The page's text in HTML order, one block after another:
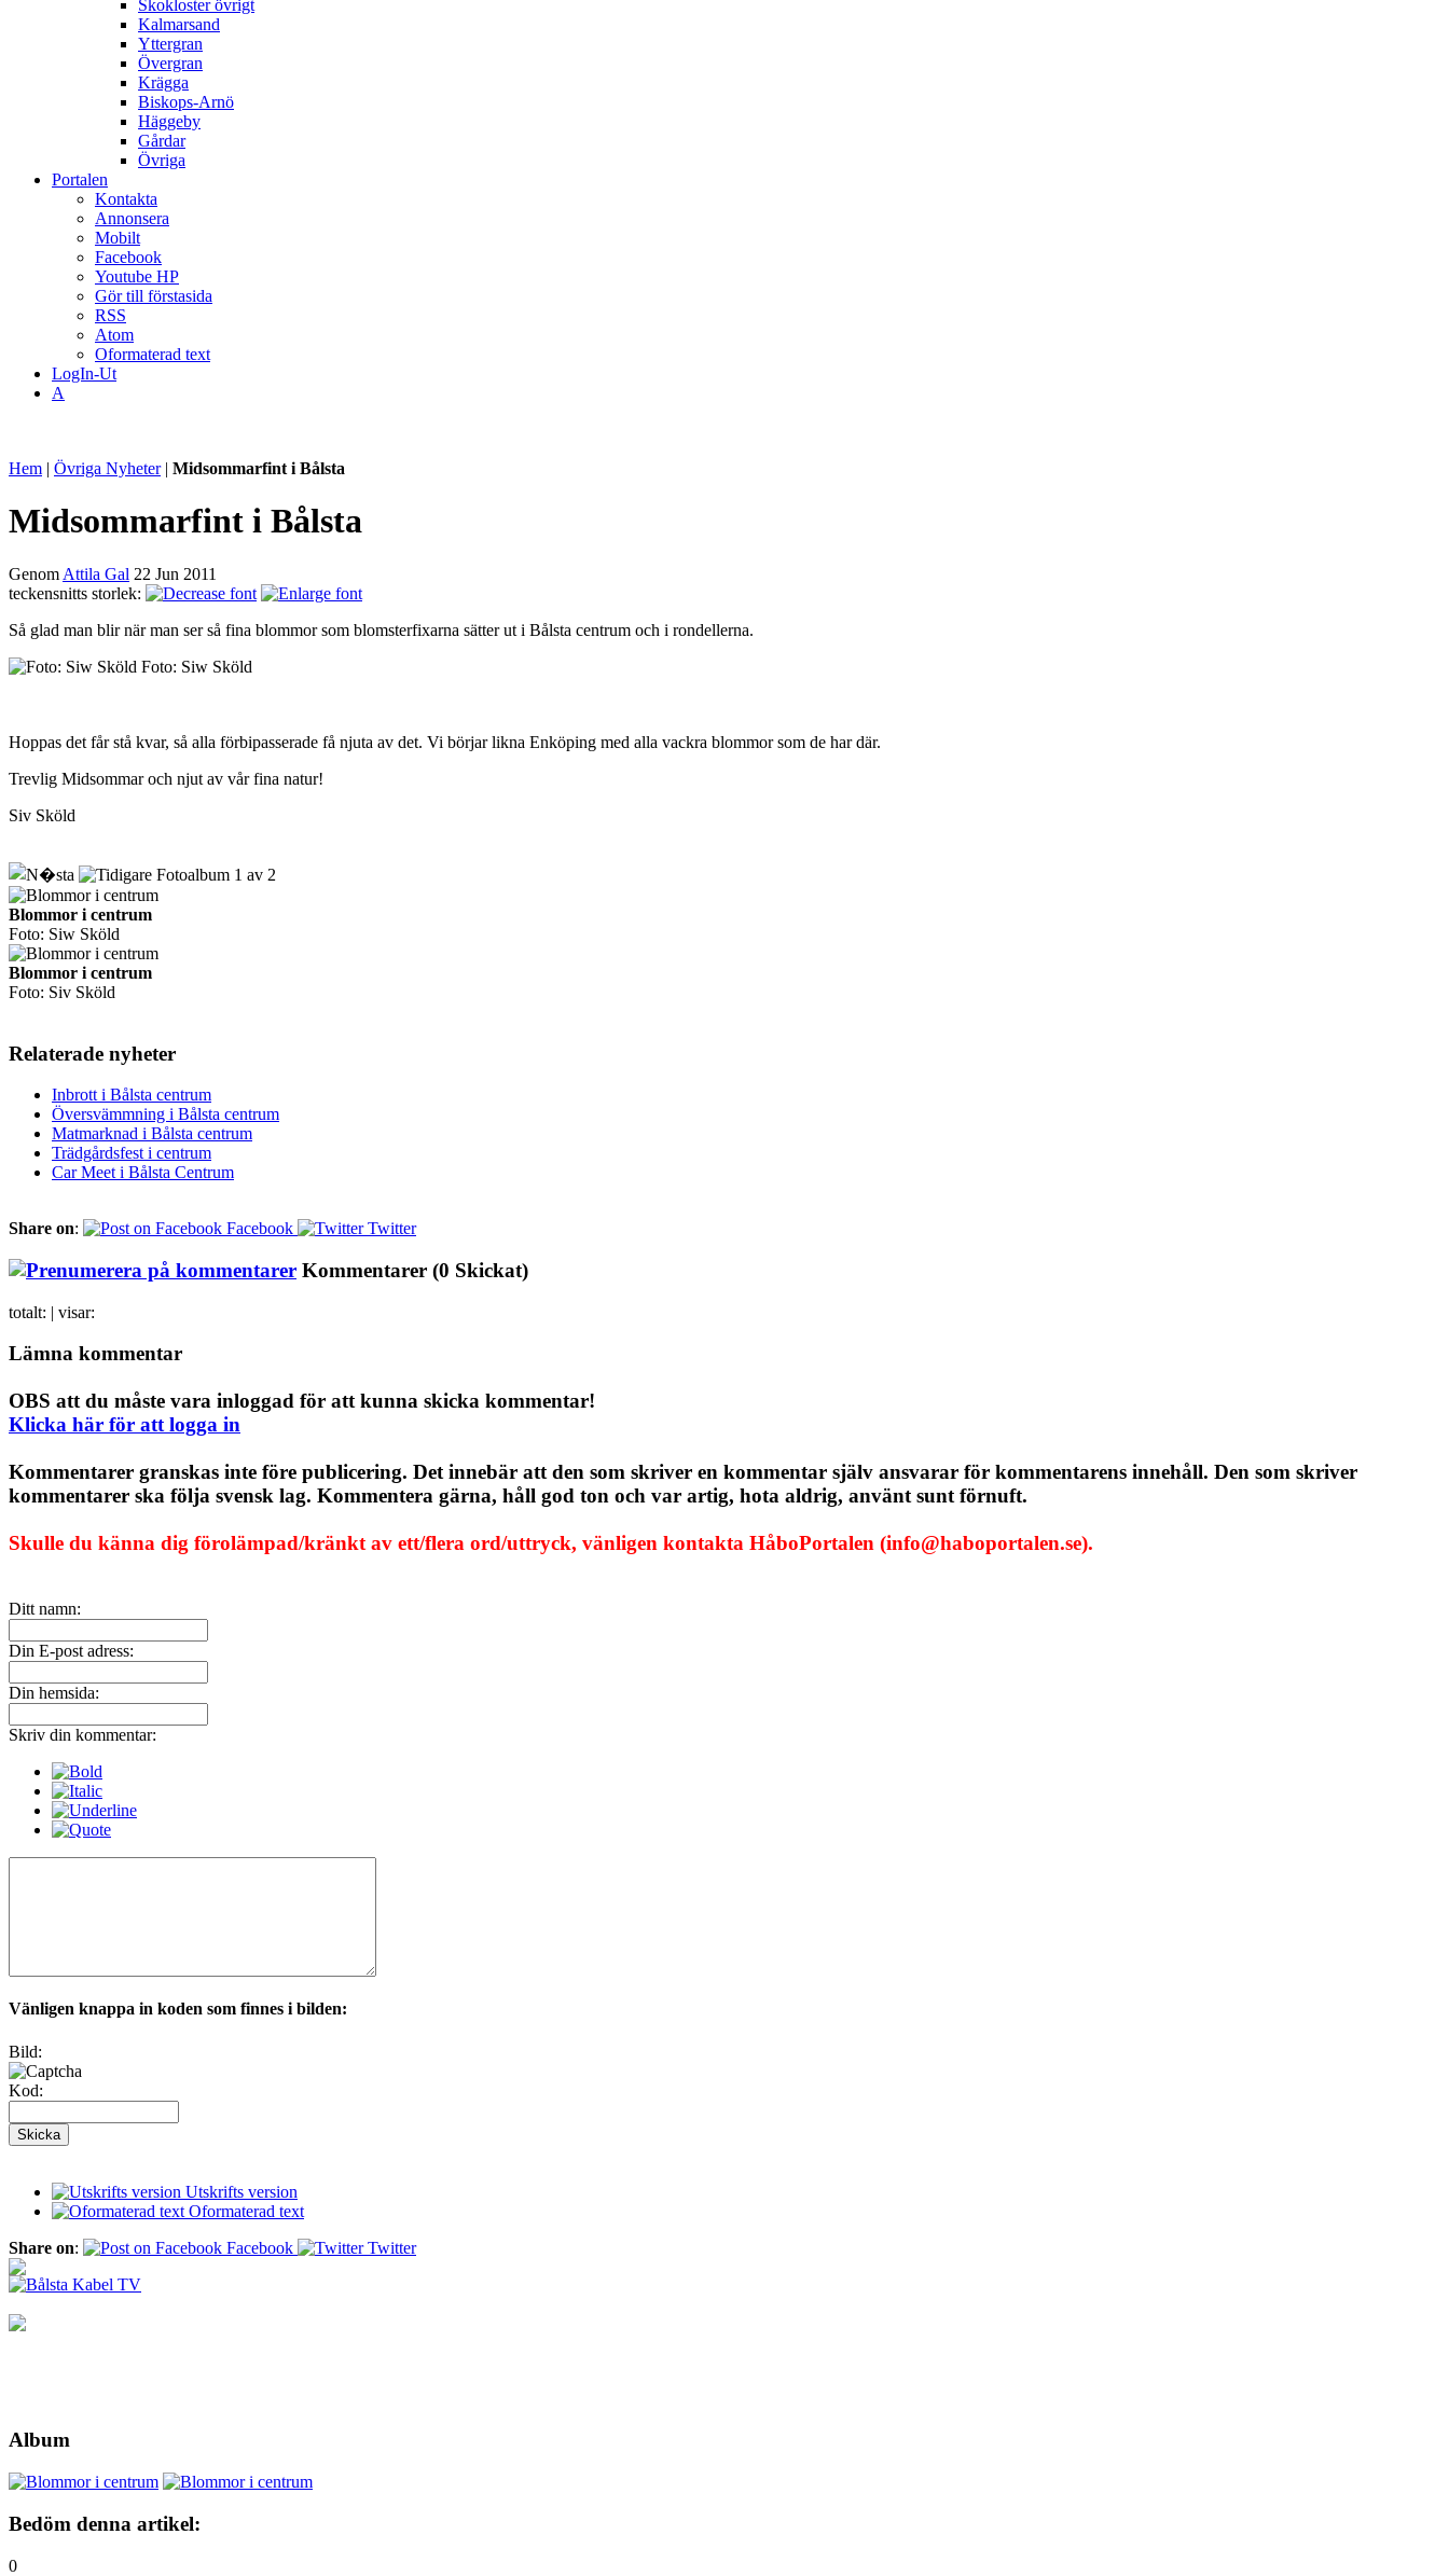
Skokloster övrigt
Kalmarsand
Yttergran
Övergran
Krägga
Biskops-Arnö
Häggeby
Gårdar
Övriga
Portalen
Kontakta
Annonsera
Mobilt
Facebook
Youtube HP
Gör till förstasida
RSS
Atom
Oformaterad text
LogIn-Ut
A
Hem | Övriga Nyheter| Midsommarfint i Bålsta
Midsommarfint i Bålsta
Genom Attila Gal 22 Jun 2011
teckensnitts storlek:
Så glad man blir när man ser så fina blommor som blomsterfixarna sätter ut i Bålsta centrum och i rondellerna.
Foto: Siw Sköld
Hoppas det får stå kvar, så alla förbipasserade få njuta av det. Vi börjar likna Enköping med alla vackra blommor som de har där.
Trevlig Midsommar och njut av vår fina natur!
Siv Sköld
Fotoalbum 1 av 2
Blommor i centrum
Foto: Siw Sköld
Blommor i centrum
Foto: Siv Sköld
Relaterade nyheter
Inbrott i Bålsta centrum
Översvämmning i Bålsta centrum
Matmarknad i Bålsta centrum
Trädgårdsfest i centrum
Car Meet i Bålsta Centrum
Share on: Facebook Twitter
Kommentarer (0 Skickat)
totalt: | visar:
Lämna kommentar
OBS att du måste vara inloggad för att kunna skicka kommentar!
Klicka här för att logga in
Kommentarer granskas inte före publicering. Det innebär att den som skriver en kommentar själv ansvarar för kommentarens innehåll. Den som skriver
kommentarer ska följa svensk lag. Kommentera gärna, håll god ton och var artig, hota aldrig, använt sunt förnuft.
Skulle du känna dig förolämpad/kränkt av ett/flera ord/uttryck, vänligen kontakta HåboPortalen (info@haboportalen.se).
Ditt namn:
Din E-post adress:
Din hemsida:
Skriv din kommentar:
Vänligen knappa in koden som finnes i bilden:
Bild:
Kod:
Utskrifts version
Oformaterad text
Share on: Facebook Twitter
Album
Bedöm denna artikel:
0